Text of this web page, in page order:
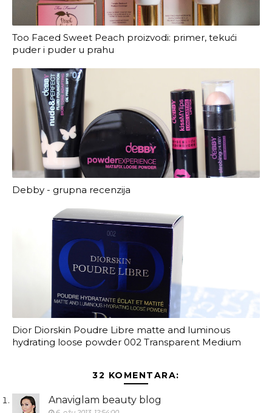
Too Faced Sweet Peach proizvodi: primer, tekući
puder i puder u prahu
Debby - grupna recenzija
Dior Diorskin Poudre Libre matte and luminous
hydrating loose powder 002 Transparent Medium
32 KOMENTARA:
Anaviglam beauty blog